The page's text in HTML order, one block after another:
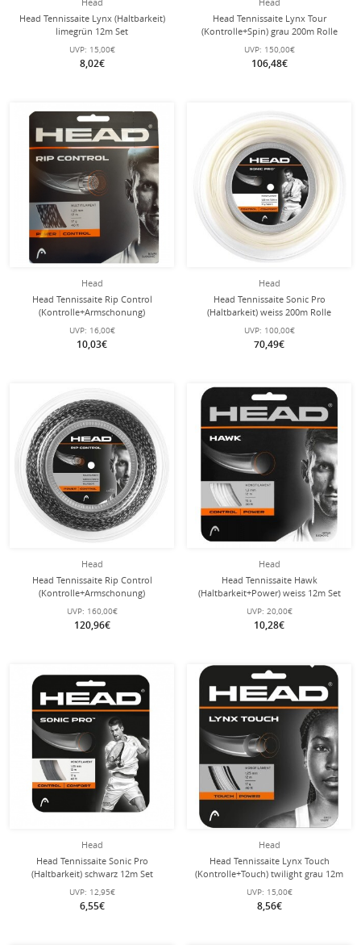
Head Tennissaite Lynx (Haltbarkeit)
limegrün 12m Set
UVP: 15,00€
8,02€
Head Tennissaite Lynx Tour
(Kontrolle+Spin) grau 200m Rolle
UVP: 150,00€
106,48€
Head
Head Tennissaite Rip Control
(Kontrolle+Armschonung)
schwarz/weiss 12m Set
UVP: 16,00€
10,03€
Head
Head Tennissaite Sonic Pro
(Haltbarkeit) weiss 200m Rolle
UVP: 100,00€
70,49€
Head
Head Tennissaite Rip Control
(Kontrolle+Armschonung)
schwarz/weiss 200m Rolle
UVP: 160,00€
120,96€
Head
Head Tennissaite Hawk
(Haltbarkeit+Power) weiss 12m Set
UVP: 20,00€
10,28€
Head
Head Tennissaite Sonic Pro
(Haltbarkeit) schwarz 12m Set
UVP: 12,95€
6,55€
Head
Head Tennissaite Lynx Touch
(Kontrolle+Touch) twilight grau 12m
Set
UVP: 15,00€
8,56€